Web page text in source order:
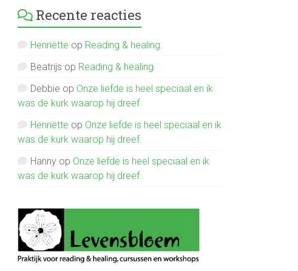
Recente reacties
Henriëtte op Reading & healing.
Beatrijs op Reading & healing.
Debbie op Onze liefde is heel speciaal en ik
was de kurk waarop hij dreef.
Henriëtte op Onze liefde is heel speciaal en ik
was de kurk waarop hij dreef.
Hanny op Onze liefde is heel speciaal en ik
was de kurk waarop hij dreef.